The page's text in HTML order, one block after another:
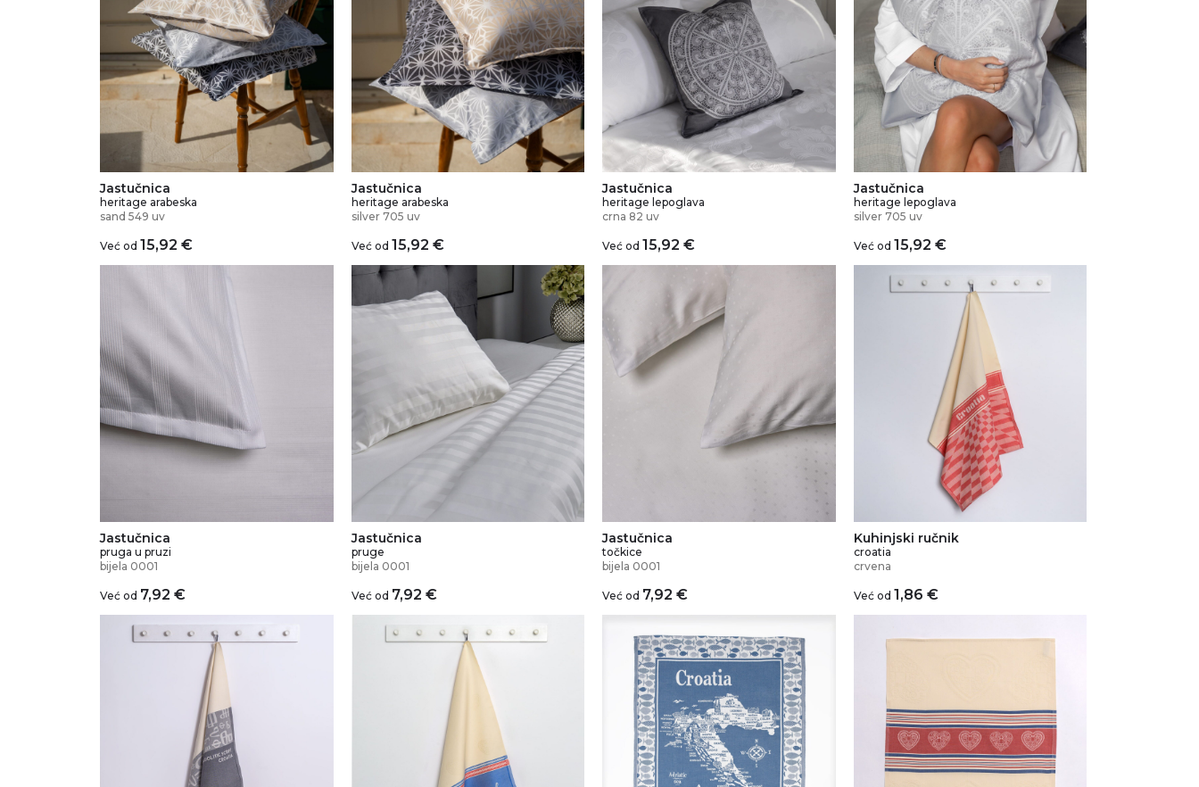
Jastučnica
heritage arabeska
sand 549 uv
Već od 15,92 €
Jastučnica
heritage arabeska
silver 705 uv
Već od 15,92 €
Jastučnica
heritage lepoglava
crna 82 uv
Već od 15,92€
Jastučnica
heritage lepoglava
silver 705 uv
Već od 15,92 €
Jastučnica
pruga u pruzi
bijela 0001
Već od 7,92 €
Jastučnica
pruge
bijela 0001
Već od 7,92 €
Jastučnica
točkice
bijela 0001
Već od 7,92€
Kuhinjski ručnik
croatia
crvena
Već od 1,86 €